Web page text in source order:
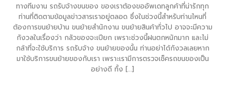
ทางทีมงาน รถรับจ้างขนของ ของเราต้องขออัพเดทลูกค้าที่น่ารักทุก
ท่านที่ติดตามข้อมูลข่าวสารเราอยู่ตลอด ซึ่งในช่วงนี้สำหรับท่านไหนที่
ต้องการขนย้ายบ้าน ขนย้ายสำนักงาน ขนย้ายสินค้าทั่วไป อาจจะมีความ
กังวลในเรื่องว่า กลัวของจะเปียก เพราะช่วงนี้ฝนตกหนักมาก และไม่
กล้าที่จะใช้บริการ รถรับจ้าง ขนย้ายของนั้น ท่านอย่าได้กังวลเลยหาก
มาใช้บริการขนย้ายของกับเรา เพราะเรามีการตรวจเช็ครถขนของเป็น
อย่างดี ทั้ง [...]